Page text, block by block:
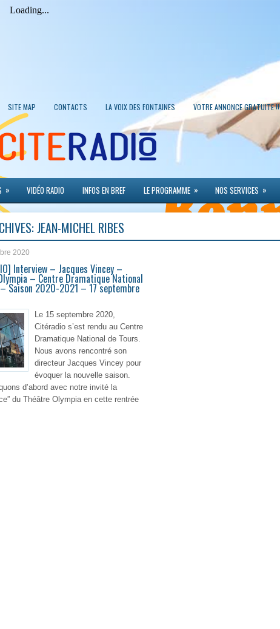
SITE MAP CONTACTS LA VOIX DES FONTAINES VOTRE ANNONCE GRATUITE !!
» VIDÉO RADIO INFOS EN BREF LE PROGRAMME » NOS SERVICES »
JEAN-MICHEL RIBES
2020
Interview – Jacques Vincey –
– Centre Dramatique National
Saison 2020-2021 – 17 septembre
Le 15 septembre 2020,
Citéradio s’est rendu au Centre
Dramatique National de Tours.
Nous avons rencontré son
directeur Jacques Vincey pour
évoquer la nouvelle saison.
d’abord avec notre invité la
du Théâtre Olympia en cette rentrée